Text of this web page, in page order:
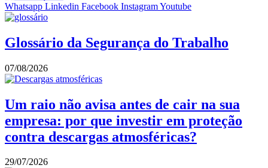
Whatsapp Linkedin Facebook InstagramYoutube
Glossário da Segurança do Trabalho
07/08/2026
Um raio não avisa antes de cair na sua
empresa: por que investir em proteção
contra descargas atmosféricas?
29/07/2026